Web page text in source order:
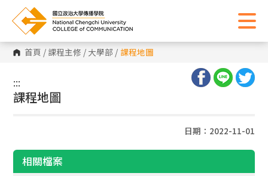
首頁 / 課程主修 / 大學部 / 課程地圖
:::
:::
課程地圖
日期：2022-11-01
相關檔案